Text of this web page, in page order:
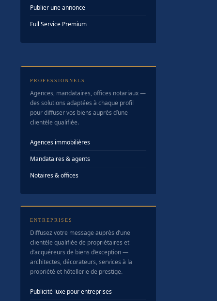
Publier une annonce
Full Service Premium
PROFESSIONNELS
Agences, mandataires, offices notariaux —
des solutions adaptées à chaque profil
pour diffuser vos biens auprès d’une
clientèle qualifiée.
Agences immobilières
Mandataires & agents
Notaires & offices
ENTREPRISES
Diffusez votre message auprès d’une
clientèle qualifiée de propriétaires et
d’acquéreurs de biens d’exception —
architectes, décorateurs, services à la
propriété et hôtellerie de prestige.
Publicité luxe pour entreprises